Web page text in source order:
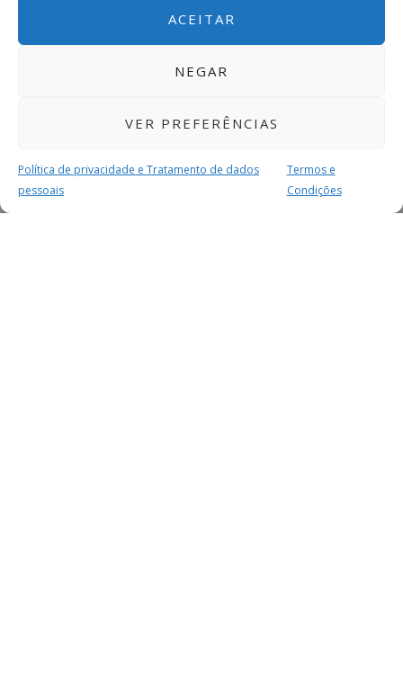
ACEITAR
NEGAR
VER PREFERÊNCIAS
Política de privacidade e Tratamento de dados
pessoais
Termos e
Condições